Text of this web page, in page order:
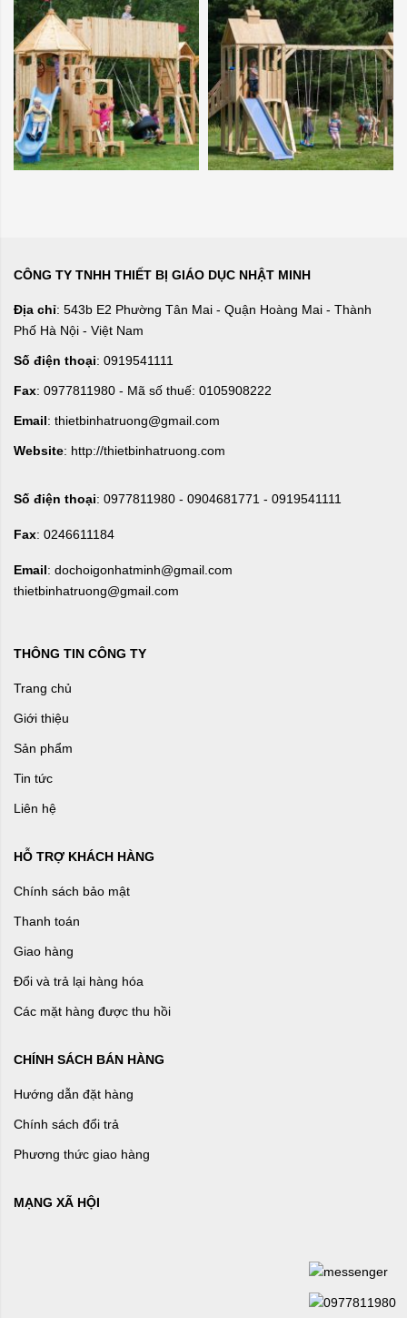
CÔNG TY TNHH THIẾT BỊ GIÁO DỤC NHẬT MINH
Địa chỉ: 543b E2 Phường Tân Mai - Quận Hoàng Mai - Thành
Phố Hà Nội - Việt Nam
Số điện thoại: 0919541111
Fax: 0977811980 - Mã số thuế: 0105908222
Email: thietbinhatruong@gmail.com
Website: http://thietbinhatruong.com
Số điện thoại: 0977811980 - 0904681771 - 0919541111
Fax: 0246611184
Email: dochoigonhatminh@gmail.com
thietbinhatruong@gmail.com
THÔNG TIN CÔNG TY
Trang chủ
Giới thiệu
Sản phẩm
Tin tức
Liên hệ
HỖ TRỢ KHÁCH HÀNG
Chính sách bảo mật
Thanh toán
Giao hàng
Đổi và trả lại hàng hóa
Các mặt hàng được thu hồi
CHÍNH SÁCH BÁN HÀNG
Hướng dẫn đặt hàng
Chính sách đổi trả
Phương thức giao hàng
MẠNG XÃ HỘI